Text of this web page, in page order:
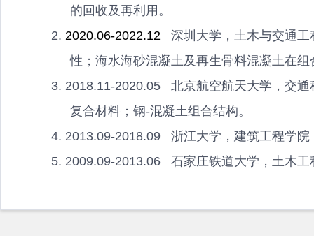
的回收及再利用。
2020.06-2022.12深圳大学，土木与交通
性；海水海砂混凝土及再生骨料混凝土在
2018.11-2020.05 北京航空航天大学，交通
复合材料；钢-混凝土组合结构。
2013.09-2018.09 浙江大学，建筑工程学院
2009.09-2013.06 石家庄铁道大学，土木工